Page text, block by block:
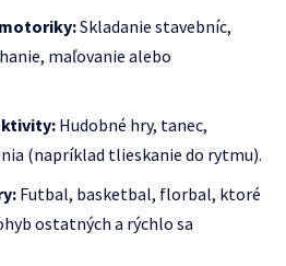
Skladanie stavebníc,
maľovanie alebo
Hudobné hry, tanec,
(napríklad tlieskanie do rytmu).
Futbal, basketbal, florbal, ktoré
ostatných a rýchlo sa